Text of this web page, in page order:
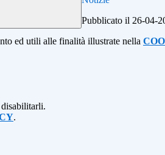
Pubblicato il 26-04-
ed utili alle finalità illustrate nella
.